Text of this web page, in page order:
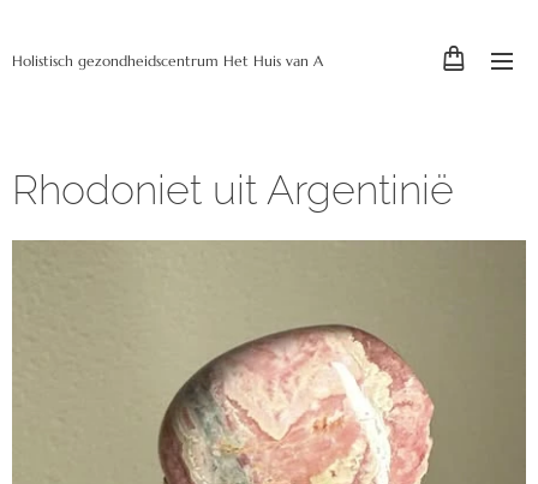
Holistisch gezondheidscentrum Het Huis van A
Rhodoniet uit Argentinië